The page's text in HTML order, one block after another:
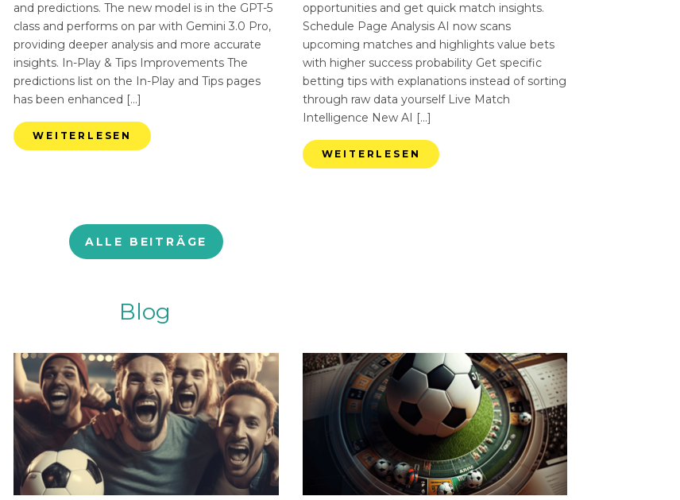
and predictions. The new model is in the GPT-5
class and performs on par with Gemini 3.0 Pro,
providing deeper analysis and more accurate
insights. In-Play & Tips Improvements The
predictions list on the In-Play and Tips pages
has been enhanced […]
WEITERLESEN
opportunities and get quick match insights.
Schedule Page Analysis AI now scans
upcoming matches and highlights value bets
with higher success probability Get specific
betting tips with explanations instead of sorting
through raw data yourself Live Match
Intelligence New AI […]
WEITERLESEN
ALLE BEITRÄGE
Blog